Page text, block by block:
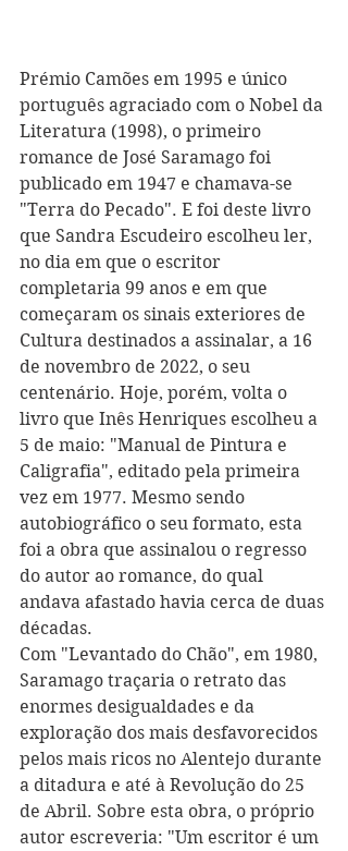
Prémio Camões em 1995 e único
português agraciado com o Nobel da
Literatura (1998), o primeiro
romance de José Saramago foi
publicado em 1947 e chamava-se
"Terra do Pecado". E foi deste livro
que Sandra Escudeiro escolheu ler,
no dia em que o escritor
completaria 99 anos e em que
começaram os sinais exteriores de
Cultura destinados a assinalar, a 16
de novembro de 2022, o seu
centenário. Hoje, porém, volta o
livro que Inês Henriques escolheu a
5 de maio: "Manual de Pintura e
Caligrafia", editado pela primeira
vez em 1977. Mesmo sendo
autobiográfico o seu formato, esta
foi a obra que assinalou o regresso
do autor ao romance, do qual
andava afastado havia cerca de duas
décadas.
Com "Levantado do Chão", em 1980,
Saramago traçaria o retrato das
enormes desigualdades e da
exploração dos mais desfavorecidos
pelos mais ricos no Alentejo durante
a ditadura e até à Revolução do 25
de Abril. Sobre esta obra, o próprio
autor escreveria: "Um escritor é um